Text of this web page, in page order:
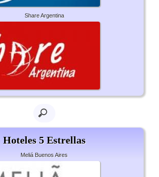
Share Argentina
Hoteles 5 Estrellas
Meliá Buenos Aires